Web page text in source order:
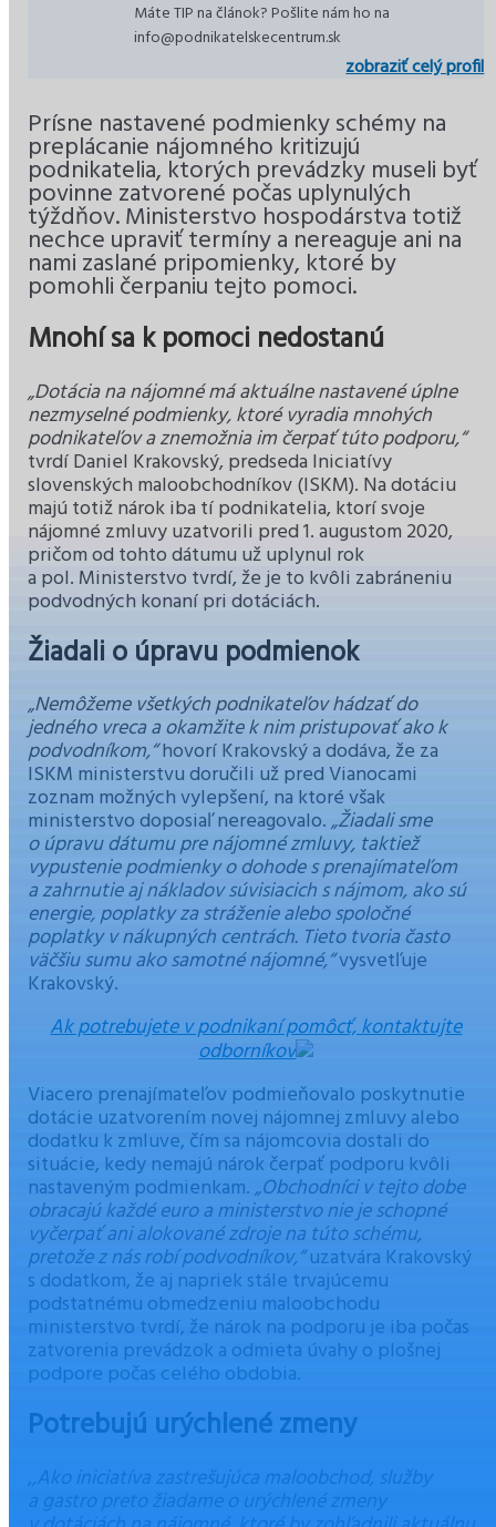
Máte TIP na článok? Pošlite nám ho na
info@podnikatelskecentrum.sk
zobraziť celý profil
Prísne nastavené podmienky schémy na
preplácanie nájomného kritizujú
podnikatelia, ktorých prevádzky museli byť
povinne zatvorené počas uplynulých
týždňov. Ministerstvo hospodárstva totiž
nechce upraviť termíny a nereaguje ani na
nami zaslané pripomienky, ktoré by
pomohli čerpaniu tejto pomoci.
Mnohí sa k pomoci nedostanú
„Dotácia na nájomné má aktuálne nastavené úplne
nezmyselné podmienky, ktoré vyradia mnohých
podnikateľov a znemožnia im čerpať túto podporu,“
tvrdí Daniel Krakovský, predseda Iniciatívy
slovenských maloobchodníkov (ISKM). Na dotáciu
majú totiž nárok iba tí podnikatelia, ktorí svoje
nájomné zmluvy uzatvorili pred 1. augustom 2020,
pričom od tohto dátumu už uplynul rok
a pol. Ministerstvo tvrdí, že je to kvôli zabráneniu
podvodných konaní pri dotáciách.
Žiadali o úpravu podmienok
„Nemôžeme všetkých podnikateľov hádzať do
jedného vreca a okamžite k nim pristupovať ako k
podvodníkom,“hovorí Krakovský a dodáva, že za
ISKM ministerstvu doručili už pred Vianocami
zoznam možných vylepšení, na ktoré však
ministerstvo doposiaľ nereagovalo.„Žiadali sme
o úpravu dátumu pre nájomné zmluvy, taktiež
vypustenie podmienky o dohode s prenajímateľom
a zahrnutie aj nákladov súvisiacich s nájmom, ako sú
energie, poplatky za stráženie alebo spoločné
poplatky v nákupných centrách. Tieto tvoria často
väčšiu sumu ako samotné nájomné,“vysvetľuje
Krakovský.
Ak potrebujete v podnikaní pomôcť, kontaktujte
odborníkov
Viacero prenajímateľov podmieňovalo poskytnutie
dotácie uzatvorením novej nájomnej zmluvy alebo
dodatku k zmluve, čím sa nájomcovia dostali do
situácie, kedy nemajú nárok čerpať podporu kvôli
nastaveným podmienkam.„Obchodníci v tejto dobe
obracajú každé euro a ministerstvo nie je schopné
vyčerpať ani alokované zdroje na túto schému,
pretože z nás robí podvodníkov,“uzatvára Krakovský
s dodatkom, že aj napriek stále trvajúcemu
podstatnému obmedzeniu maloobchodu
ministerstvo tvrdí, že nárok na podporu je iba počas
zatvorenia prevádzok a odmieta úvahy o plošnej
podpore počas celého obdobia.
Potrebujú urýchlené zmeny
,,Ako iniciatíva zastrešujúca maloobchod, služby
a gastro preto žiadame o urýchlené zmeny